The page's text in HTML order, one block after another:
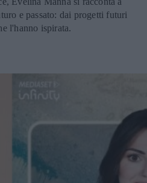
e passato: dai progetti futuri
l'hanno ispirata.